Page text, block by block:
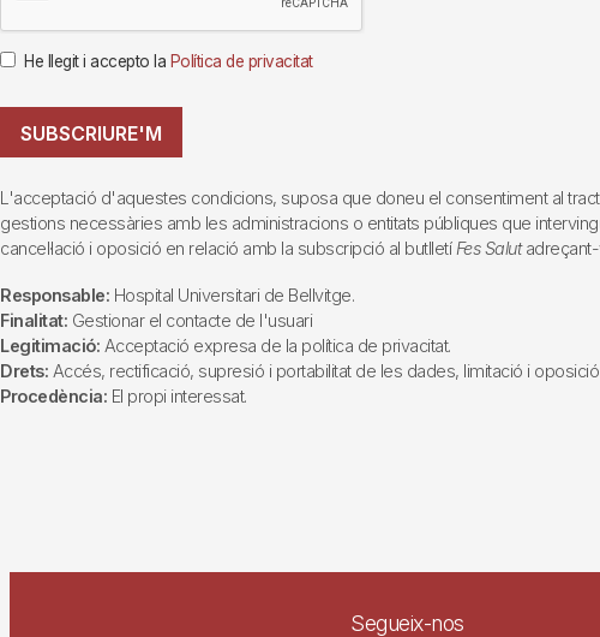
He llegit i accepto la Política de privacitat
SUBSCRIURE'M
L'acceptació d'aquestes condicions, suposa que doneu el consentiment al
gestions necessàries amb les administracions o entitats públiques que
cancel·lació i oposició en relació amb la subscripció al butlletí Fes Salut
Responsable: Hospital Universitari de Bellvitge.
Finalitat: Gestionar el contacte de l'usuari
Legitimació: Acceptació expresa de la política de privacitat.
Drets: Accés, rectificació, supresió i portabilitat de les dades, limitació i
Procedència: El propi interessat.
Segueix-nos